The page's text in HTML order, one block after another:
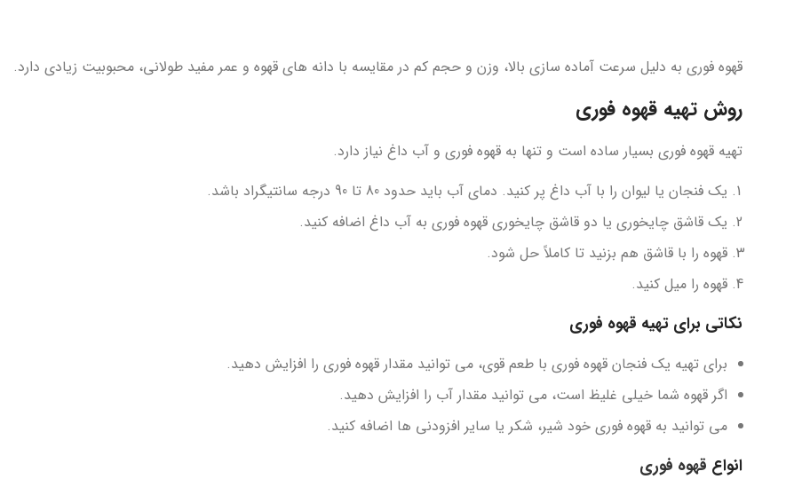
قهوه فوری به دلیل سرعت آماده سازی بالا، وزن و حجم کم در مقایسه با دانه های قهوه و عمر مفید طولانی، محبوبیت زیادی دارد.
روش تهیه قهوه فوری
تهیه قهوه فوری بسیار ساده است و تنها به قهوه فوری و آب داغ نیاز دارد.
یک فنجان یا لیوان را با آب داغ پر کنید. دمای آب باید حدود 80 تا 90 درجه سانتیگراد باشد.
یک قاشق چایخوری یا دو قاشق چایخوری قهوه فوری به آب داغ اضافه کنید.
قهوه را با قاشق هم بزنید تا کاملاً حل شود.
قهوه را میل کنید.
نکاتی برای تهیه قهوه فوری
برای تهیه یک فنجان قهوه فوری با طعم قوی، می توانید مقدار قهوه فوری را افزایش دهید.
اگر قهوه شما خیلی غلیظ است، می توانید مقدار آب را افزایش دهید.
می توانید به قهوه فوری خود شیر، شکر یا سایر افزودنی ها اضافه کنید.
انواع قهوه فوری